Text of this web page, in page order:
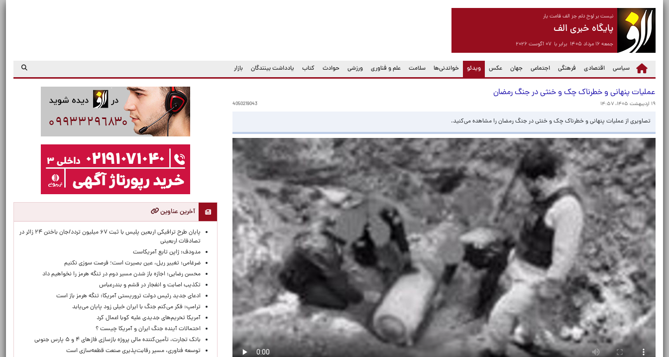
نیست بر لوح دلم جز الف قامت یار
پایگاه خبری الف
جمعه ۱۶ مرداد ۱۴۰۵ برابر با ۰۷ آگوست ۲۰۲۶
سیاسی اقتصادی فرهنگی اجتماعی جهان عکس ویدئو
(current) خواندنی‌ها سلامت علم و فناوری ورزشی حوادث کتاب یادداشت بینندگان بازار
عملیات پنهانی و خطرناک چک و خنثی در جنگ رمضان
۱۹ اردیبهشت ۱۴۰۵، ۱۴:۵۷ 4050219043
تصاویری از عملیات پنهانی و خطرناک چک و خنثی در جنگ رمضان را مشاهده می‌کنید.
آخرین عناوین
پایان طرح ترافیکی اربعین پلیس با ثبت ۶۷ میلیون تردد/جان باختن ۲۴ زائر در
تصادفات اربعینی
مدودف: ژاپن تابع آمریکاست
ضرغامی: تغییر ریل، عین بصیرت است؛ فرصت سوزی نکنیم
محسن رضایی: اجازه باز شدن مسیر دوم در تنگه هرمز را نخواهیم داد
تکذیب اصابت و انفجار در قشم و بندرعباس
ادعای جدید رئیس دولت تروریستی آمریکا: تنگه هرمز باز است
ترامپ: فکر می‌کنم جنگ با ایران خیلی زود پایان می‌یابد
آمریکا تحریم‌های جدیدی علیه کوبا اعمال کرد
احتمالات آینده جنگ ایران و آمریکا چیست ؟
بانک تجارت، تأمین‌کننده مالی پروژه بازسازی فازهای ۴ و ۵ پارس جنوبی
توسعه فناوری، مسیر رقابت‌پذیری صنعت قطعه‌سازی است